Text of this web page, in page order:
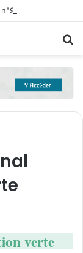
verte